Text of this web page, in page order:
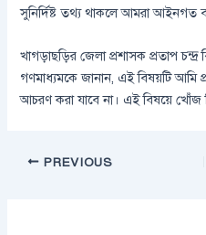
সুনির্দিষ্ট তথ্য থাকলে আমরা আইনগত
খাগড়াছড়ির জেলা প্রশাসক প্রতাপ চন্দ্র
গণমাধ্যমকে জানান, এই বিষয়টি আমি
আচরণ করা যাবে না। এই বিষয়ে খোঁজ
PREVIOUS